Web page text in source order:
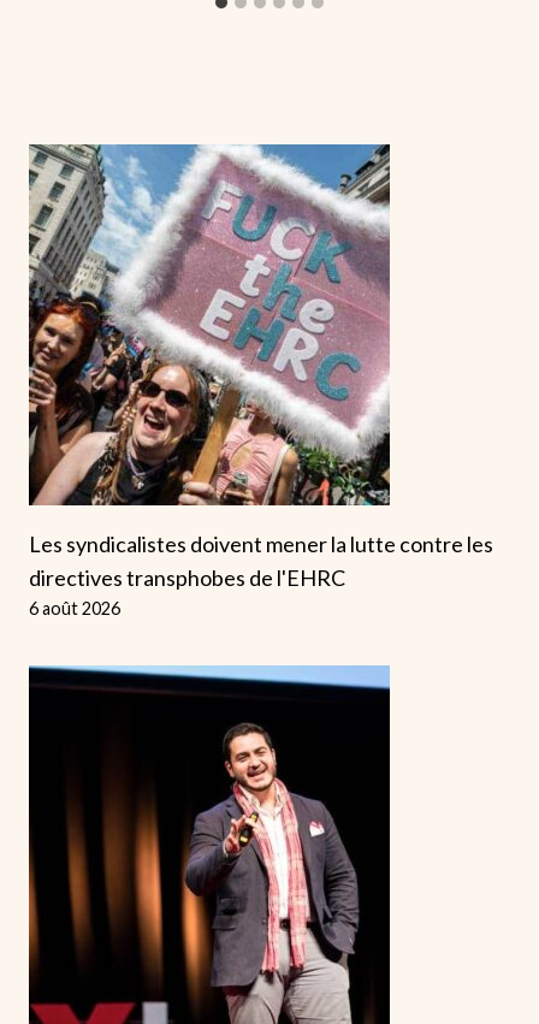
Les syndicalistes doivent mener la lutte contre les
directives transphobes de l'EHRC
6 août 2026